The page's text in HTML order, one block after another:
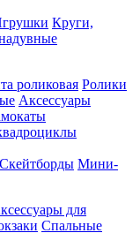
Круги,
роликовая Ролики
Аксессуары
Скейтборды Мини-
для
Спальные